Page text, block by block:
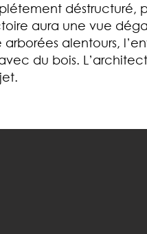
déstructuré,
aura une vue
arborées alentours,
du bois.